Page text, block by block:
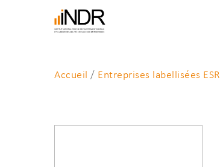
Accueil / Entreprises labellisées ESR